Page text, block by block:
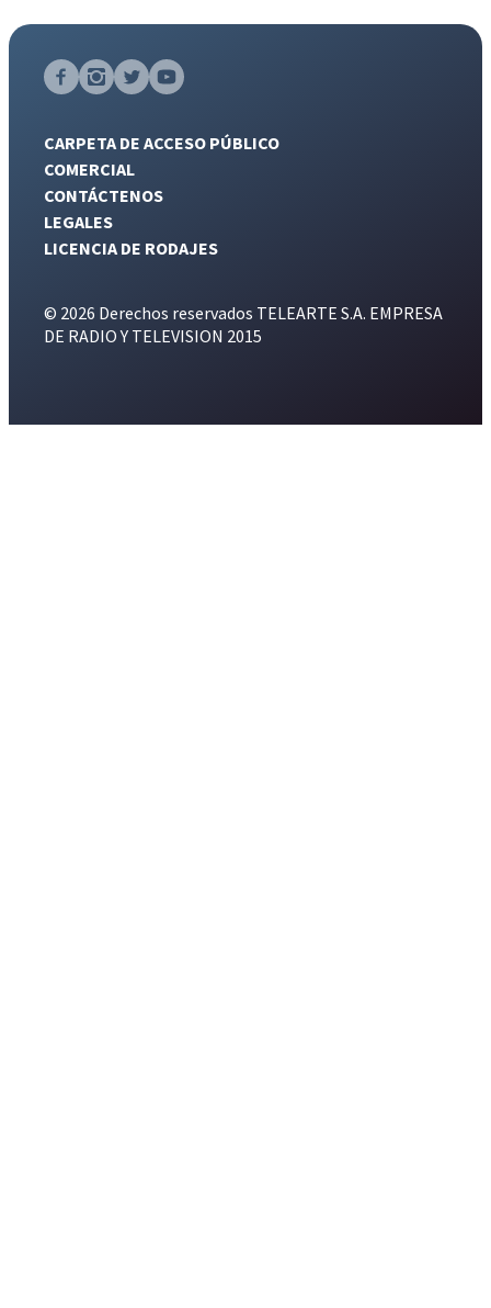
CARPETA DE ACCESO PÚBLICO
COMERCIAL
CONTÁCTENOS
LEGALES
LICENCIA DE RODAJES
© 2026 Derechos reservados TELEARTE S.A. EMPRESA
DE RADIO Y TELEVISION 2015